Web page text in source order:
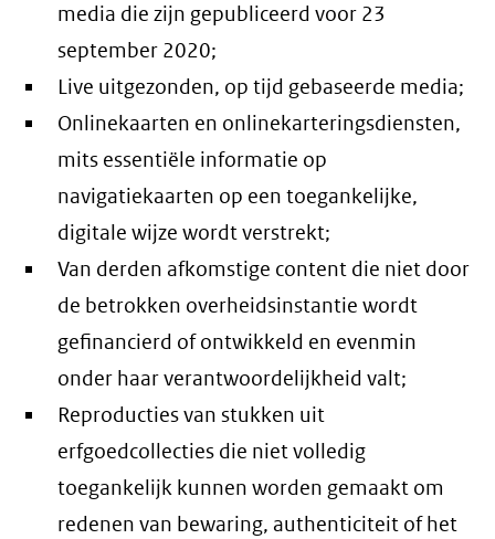
media die zijn gepubliceerd voor 23
september 2020;
Live uitgezonden, op tijd gebaseerde media;
Onlinekaarten en onlinekarteringsdiensten,
mits essentiële informatie op
navigatiekaarten op een toegankelijke,
digitale wijze wordt verstrekt;
Van derden afkomstige content die niet door
de betrokken overheidsinstantie wordt
gefinancierd of ontwikkeld en evenmin
onder haar verantwoordelijkheid valt;
Reproducties van stukken uit
erfgoedcollecties die niet volledig
toegankelijk kunnen worden gemaakt om
redenen van bewaring, authenticiteit of het